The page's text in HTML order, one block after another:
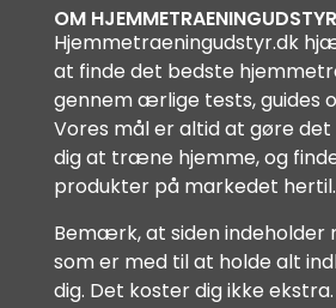
OM
Hjemmetraeningudstyr.dk
at finde det bedste
gennem ærlige tests, guides
Vores mål er altid at gøre
dig at træne hjemme, og
produkter på markedet hertil.
Bemærk, at siden indeholder
som er med til at holde alt
dig. Det koster dig ikke